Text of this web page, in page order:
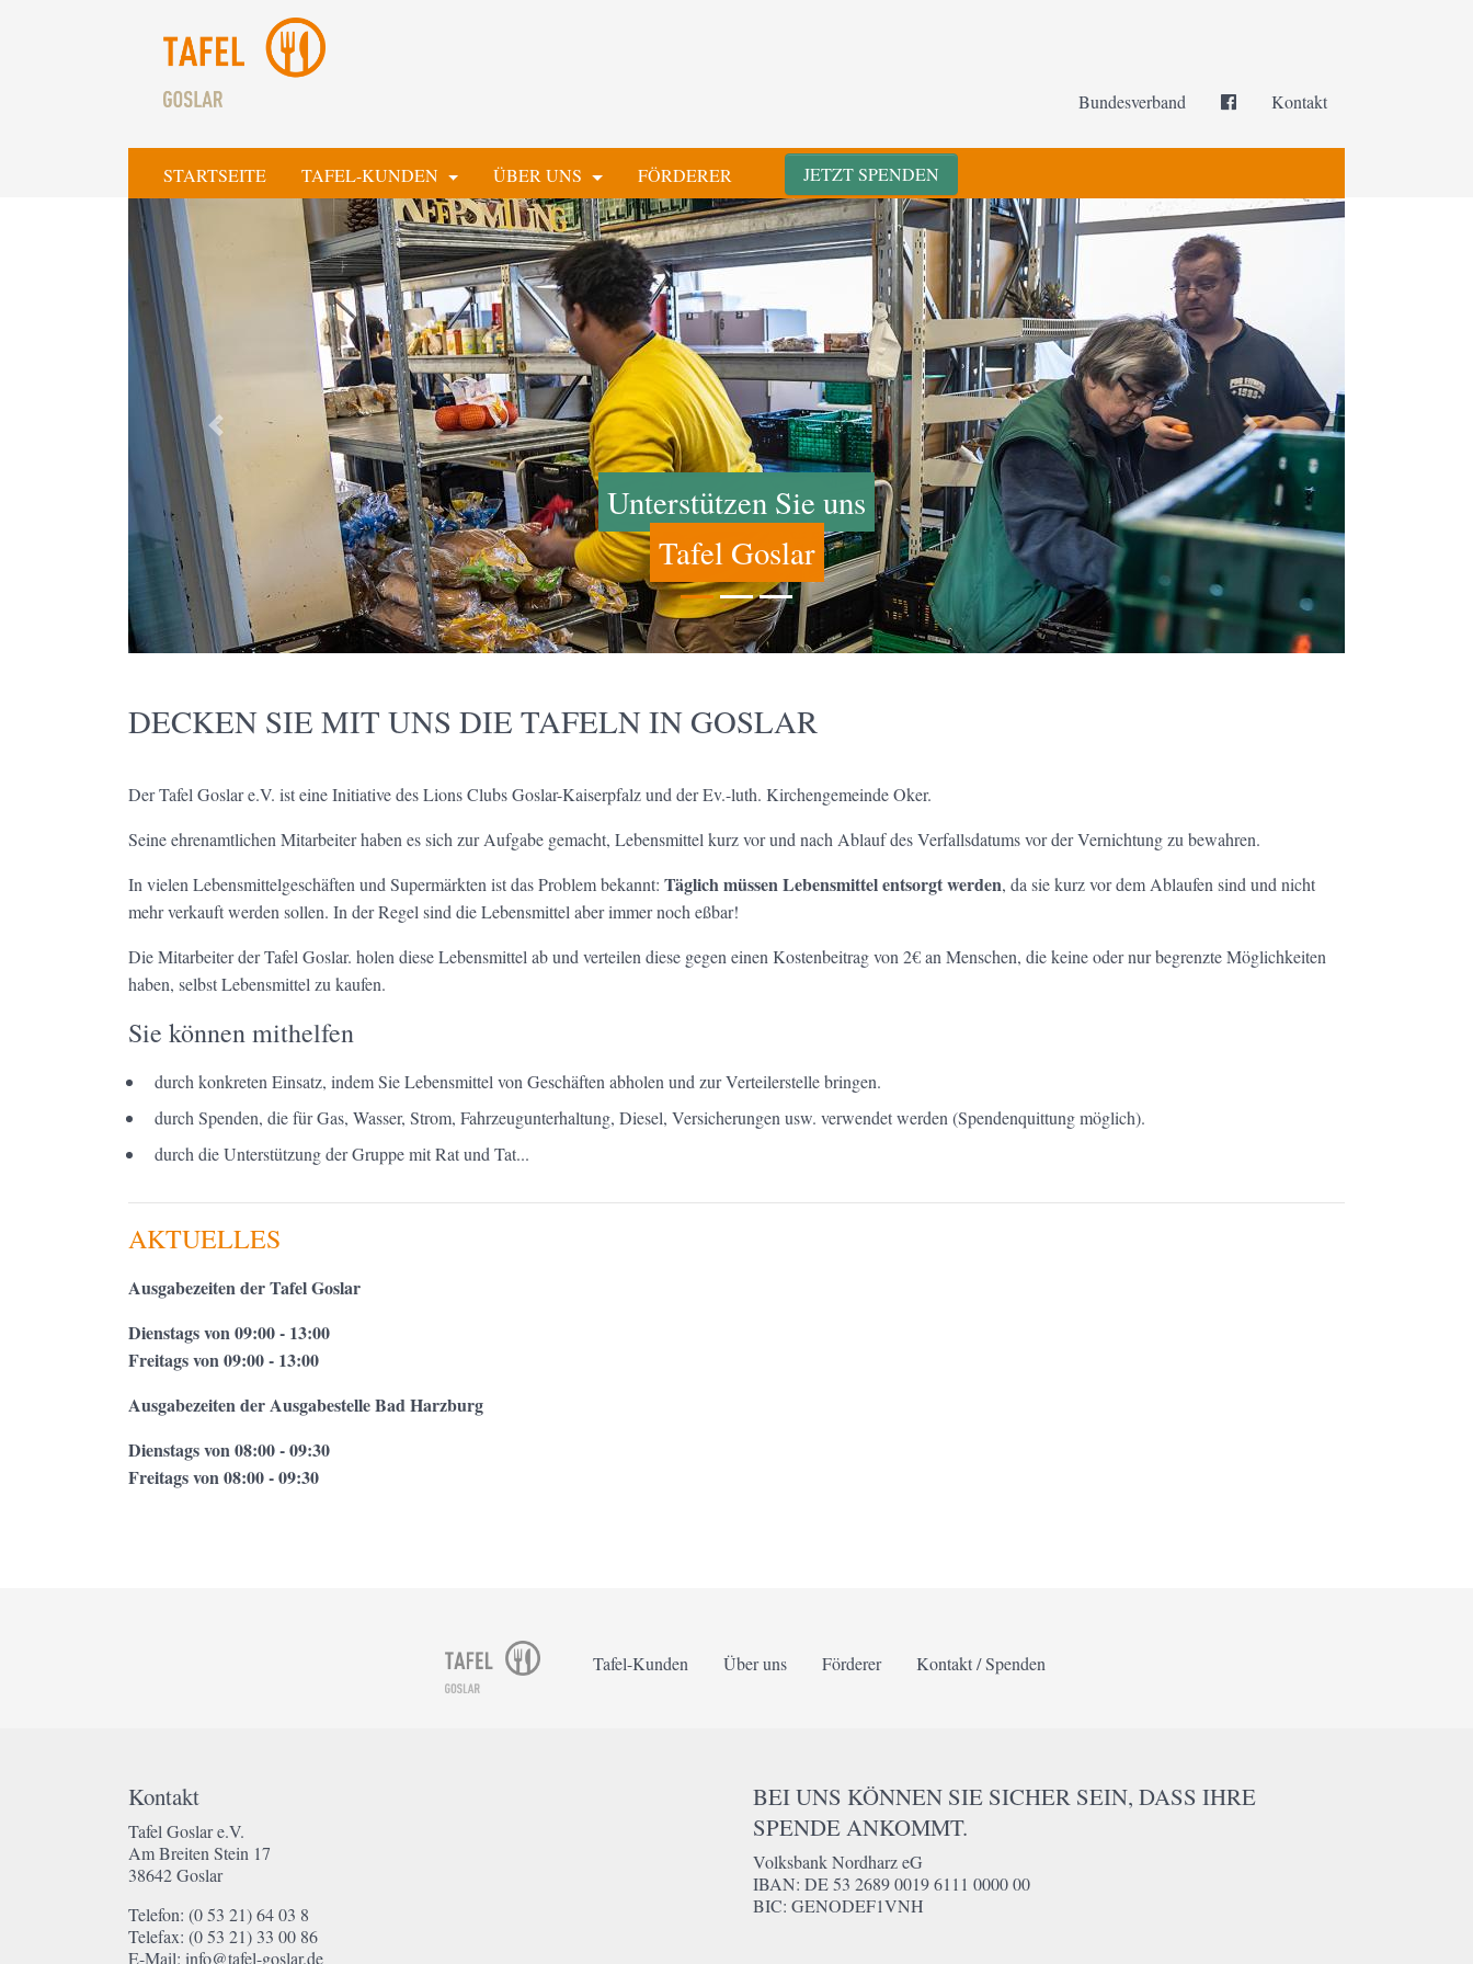
Bundesverband FacebookKontakt
STARTSEITE TAFEL-KUNDEN ÜBER UNS FÖRDERER JETZT SPENDEN
Unterstützen Sie uns
Tafel Goslar
Zurück Next
DECKEN SIE MIT UNS DIE TAFELN IN GOSLAR
Der Tafel Goslar e.V. ist eine Initiative des Lions Clubs Goslar-Kaiserpfalz und der Ev.-luth. Kirchengemeinde Oker.
Seine ehrenamtlichen Mitarbeiter haben es sich zur Aufgabe gemacht, Lebensmittel kurz vor und nach Ablauf des Verfallsdatums vor der Vernichtung zu bewahren.
In vielen Lebensmittelgeschäften und Supermärkten ist das Problem bekannt: Täglich müssen Lebensmittel entsorgt werden, da sie kurz vor dem Ablaufen sind und nicht
mehr verkauft werden sollen. In der Regel sind die Lebensmittel aber immer noch eßbar!
Die Mitarbeiter der Tafel Goslar. holen diese Lebensmittel ab und verteilen diese gegen einen Kostenbeitrag von 2€ an Menschen, die keine oder nur begrenzte Möglichkeiten
haben, selbst Lebensmittel zu kaufen.
Sie können mithelfen
durch konkreten Einsatz, indem Sie Lebensmittel von Geschäften abholen und zur Verteilerstelle bringen.
durch Spenden, die für Gas, Wasser, Strom, Fahrzeugunterhaltung, Diesel, Versicherungen usw. verwendet werden (Spendenquittung möglich).
durch die Unterstützung der Gruppe mit Rat und Tat...
AKTUELLES
Ausgabezeiten der Tafel Goslar
Dienstags von 09:00 - 13:00
Freitags von 09:00 - 13:00
Ausgabezeiten der Ausgabestelle Bad Harzburg
Dienstags von 08:00 - 09:30
Freitags von 08:00 - 09:30
Tafel-Kunden Über uns Förderer Kontakt / Spenden
Kontakt
Tafel Goslar e.V.
Am Breiten Stein 17
38642 Goslar
Telefon: (0 53 21) 64 03 8
Telefax: (0 53 21) 33 00 86
E-Mail: info@tafel-goslar.de
BEI UNS KÖNNEN SIE SICHER SEIN, DASS IHRE
SPENDE ANKOMMT.
Volksbank Nordharz eG
IBAN: DE 53 2689 0019 6111 0000 00
BIC: GENODEF1VNH